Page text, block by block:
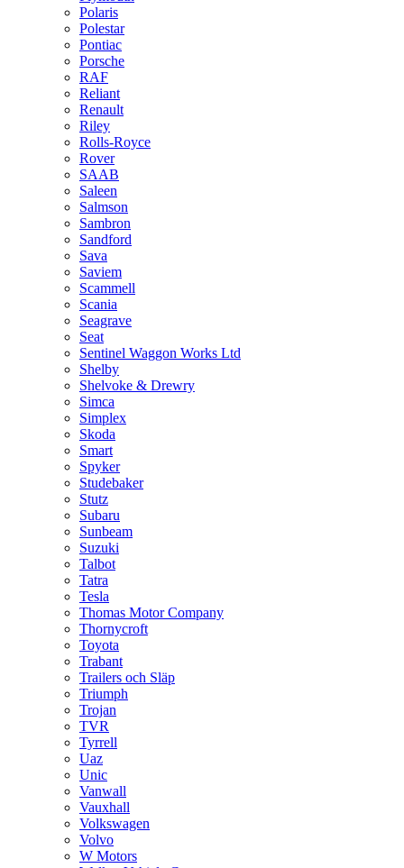
Polaris
Polestar
Pontiac
Porsche
RAF
Reliant
Renault
Riley
Rolls-Royce
Rover
SAAB
Saleen
Salmson
Sambron
Sandford
Sava
Saviem
Scammell
Scania
Seagrave
Seat
Sentinel Waggon Works Ltd
Shelby
Shelvoke & Drewry
Simca
Simplex
Skoda
Smart
Spyker
Studebaker
Stutz
Subaru
Sunbeam
Suzuki
Talbot
Tatra
Tesla
Thomas Motor Company
Thornycroft
Toyota
Trabant
Trailers och Släp
Triumph
Trojan
TVR
Tyrrell
Uaz
Unic
Vanwall
Vauxhall
Volkswagen
Volvo
W Motors